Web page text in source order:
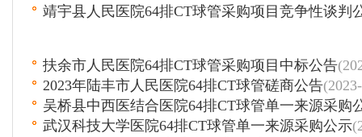
靖宇县人民医院64排CT球管采购项目竞争性谈判
扶余市人民医院64排CT球管采购项目中标公告
2023年陆丰市人民医院64排CT球管磋商公告
吴桥县中西医结合医院64排CT球管单一来源采购
武汉科技大学医院64排CT球管单一来源采购公示